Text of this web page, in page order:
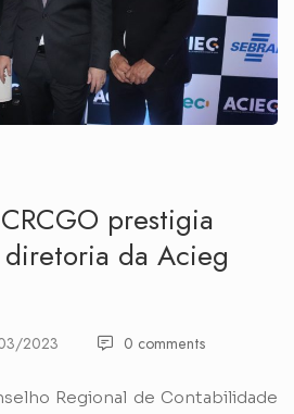
prestigia
diretoria da Acieg
2023 0 comments
Regional de Contabilidade